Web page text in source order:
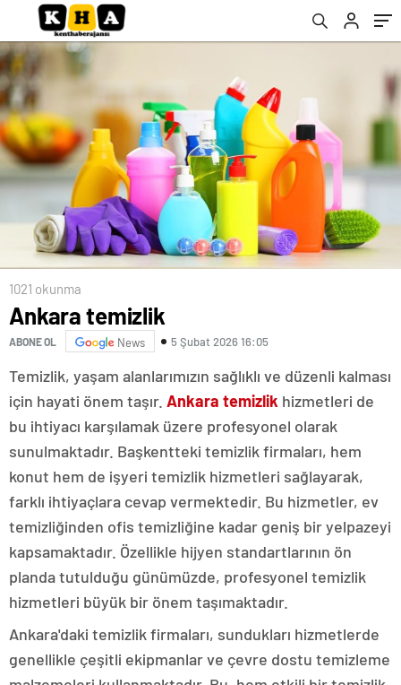
1021 okunma
Ankara temizlik
ABONE OL News 5 Şubat 2026 16:05
Temizlik, yaşam alanlarımızın sağlıklı ve düzenli kalması
için hayati önem taşır. Ankara temizlik hizmetleri de
bu ihtiyacı karşılamak üzere profesyonel olarak
sunulmaktadır. Başkentteki temizlik firmaları, hem
konut hem de işyeri temizlik hizmetleri sağlayarak,
farklı ihtiyaçlara cevap vermektedir. Bu hizmetler, ev
temizliğinden ofis temizliğine kadar geniş bir yelpazeyi
kapsamaktadır. Özellikle hijyen standartlarının ön
planda tutulduğu günümüzde, profesyonel temizlik
hizmetleri büyük bir önem taşımaktadır.
Ankara'daki temizlik firmaları, sundukları hizmetlerde
genellikle çeşitli ekipmanlar ve çevre dostu temizleme